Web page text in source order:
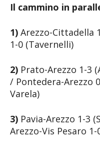
Il cammino in
1) Arezzo-Cittadella
1-0 (Tavernelli)
2) Prato-Arezzo 1-3
/ Pontedera-Arezzo
Varela)
3) Pavia-Arezzo 1-3
Arezzo-Vis Pesaro 1-